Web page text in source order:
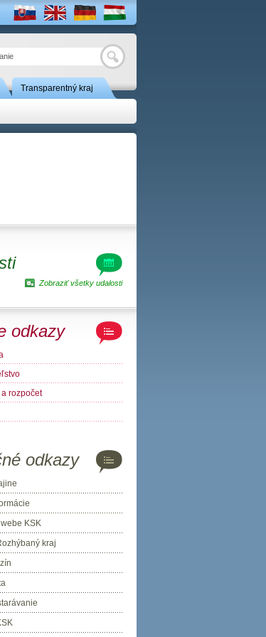
Hľadať
Transparentný kraj
Zobraziť všetky udalosti
odkazy
rozpočet
odkazy
KSK
kraj